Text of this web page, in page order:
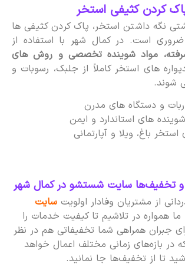
کردن کثیفی استخر
نگه داشتن استخر، پاک کردن کثیفی ها
است. در کمال شهر با استفاده از
مواد شوینده تخصصی و روش های
های استخر کاملاً از جلبک، رسوبات و
شوند.
و دستگاه های مدرن
های استاندارد و ایمن
باغ، ویلا و آپارتمانی
و تخفیف‌ها سایت شستشو در کمال شهر
از مشتریان وفادار اولویت سایت
همواره در تلاشیم تا کیفیت خدمات را
برای جبران همراهی شما تخفیفاتی هم در نظر
در بازه‌های زمانی مختلف اعمال خواهد
تا از تخفیف‌ها جا نمانید.